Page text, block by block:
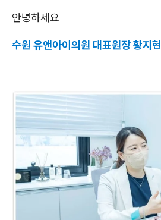
안녕하세요
수원 유앤아이의원 대표원장 황지현